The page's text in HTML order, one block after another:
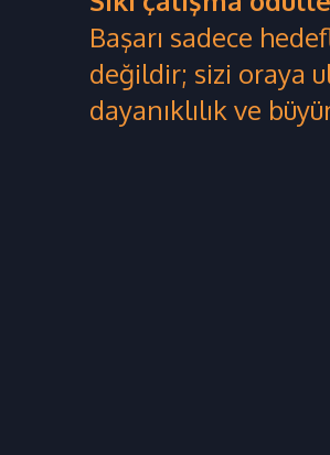
Başarı sadece
değildir; sizi oraya
dayanıklılık ve